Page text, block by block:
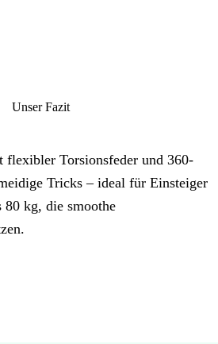
Unser Fazit
flexibler Torsionsfeder und 360-
Tricks – ideal für Einsteiger
80 kg, die smoothe